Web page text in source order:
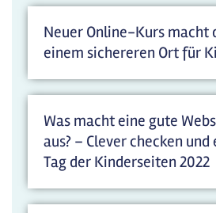
Neuer Online-Kurs macht
einem sichereren Ort für
Was macht eine gute
aus? – Clever checken
Tag der Kinderseiten 2022